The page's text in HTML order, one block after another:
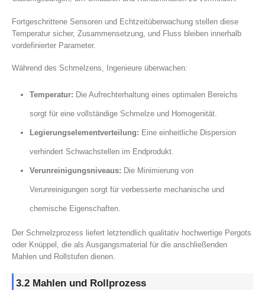
Fortgeschrittene Sensoren und Echtzeitüberwachung stellen diese
Temperatur sicher, Zusammensetzung, und Fluss bleiben innerhalb
vordefinierter Parameter.
Während des Schmelzens, Ingenieure überwachen:
Temperatur: Die Aufrechterhaltung eines optimalen Bereichs
sorgt für eine vollständige Schmelze und Homogenität.
Legierungselementverteilung: Eine einheitliche Dispersion
verhindert Schwachstellen im Endprodukt.
Verunreinigungsniveaus: Die Minimierung von
Verunreinigungen sorgt für verbesserte mechanische und
chemische Eigenschaften.
Der Schmelzprozess liefert letztendlich qualitativ hochwertige Pergots
oder Knüppel, die als Ausgangsmaterial für die anschließenden
Mahlen und Rollstufen dienen.
3.2 Mahlen und Rollprozess